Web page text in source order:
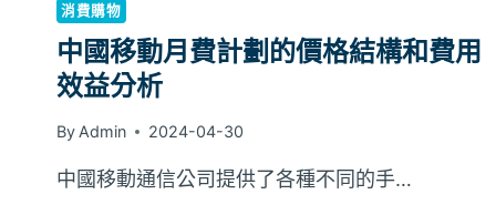
消費購物
中國移動月費計劃的價格結構和費用
效益分析
By Admin 2024-04-30
中國移動通信公司提供了各種不同的手…